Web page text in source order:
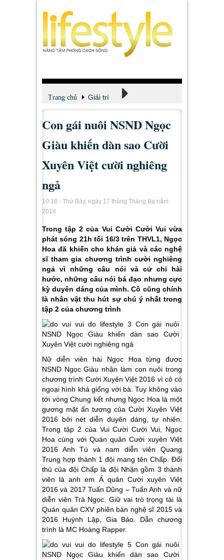
Trang chủ Giải trí
Xem - Nghe - Đọc
Con gái nuôi NSND Ngọc
Giàu khiến dàn sao Cười
Xuyên Việt cười nghiêng
ngả
10:18 - Thứ Bảy, ngày 17 tháng Tháng Ba năm
2018
Trong tập 2 của Vui Cười Cười Vui vừa
phát sóng 21h tối 16/3 trên THVL1, Ngọc
Hoa đã khiến cho khán giả và các nghệ
sĩ tham gia chương trình cười nghiêng
ngả vì những câu nói và cử chỉ hài
hước, những câu nói bá đạo nhưng cực
kỳ duyên dáng của mình. Cô cũng chính
là nhân vật thu hút sự chú ý nhất trong
tập 2 của chương trình
Nữ diễn viên hài Ngọc Hoa từng được
NSND Ngọc Giàu nhận làm con nuôi trong
chương trình Cười Xuyên Việt 2016 vì cô có
ngoại hình khá giống với bà. Tuy không vào
tới vòng Chung kết nhưng Ngọc Hoa là một
gương mặt ấn tượng của Cười Xuyên Việt
2016 bởi nét diễn duyên dáng, tự nhiên.
Trong tập 2 của Vui Cười Cười Vui, Ngọc
Hoa cùng với Quán quân Cười xuyên Việt
2016 Anh Tú và nam diễn viên Quang
Trung hợp thành 1 đội mang tên Chấp. Đối
thủ của đội Chấp là đội Nhận gồm 3 thành
viên là anh em Á quân Cười xuyên Việt
2016 và 2017 Tuấn Dũng – Tuấn Anh và nữ
diễn viên Trà Ngọc. Giữ vai trò trọng tài là
Quán quân CXV phiên bản nghệ sĩ 2015 và
2016 Huỳnh Lập, Gia Bảo. Dẫn chương
trình là MC Hoàng Rapper.